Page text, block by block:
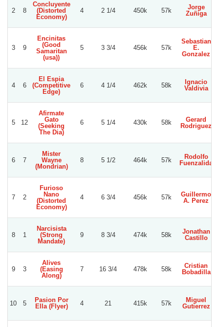
2 8
Concluyente
(Distorted
Economy)
4 2 1/4 450k 57k
Jorge
Zuñiga
3 9
Encinitas
(Good
Samaritan
(usa))
5 3 3/4 456k 57k
Sebastian
E.
Gonzalez
4 6
El Espia
(Competitive
Edge)
6 4 1/4 462k 58k
Ignacio
Valdivia
5 12
Afirmate
Gato
(Seeking
The Dia)
6 5 1/4 430k 58k
Gerard
Rodriguez
6 7
Mister
Wayne
(Mondrian)
8 5 1/2 464k 57k
Rodolfo
Fuenzalida
7 2
Furioso
Nano
(Distorted
Economy)
4 6 3/4 456k 57k
Guillermo
A. Perez
8 1
Narcisista
(Strong
Mandate)
9 8 3/4 474k 58k
Jonathan
Castillo
9 3
Alives
(Easing
Along)
7 16 3/4 478k 58k
Cristian
Bobadilla
10 5
Pasion Por
Ella (Flyer)
4 21 415k 57k
Miguel
Gutierrez